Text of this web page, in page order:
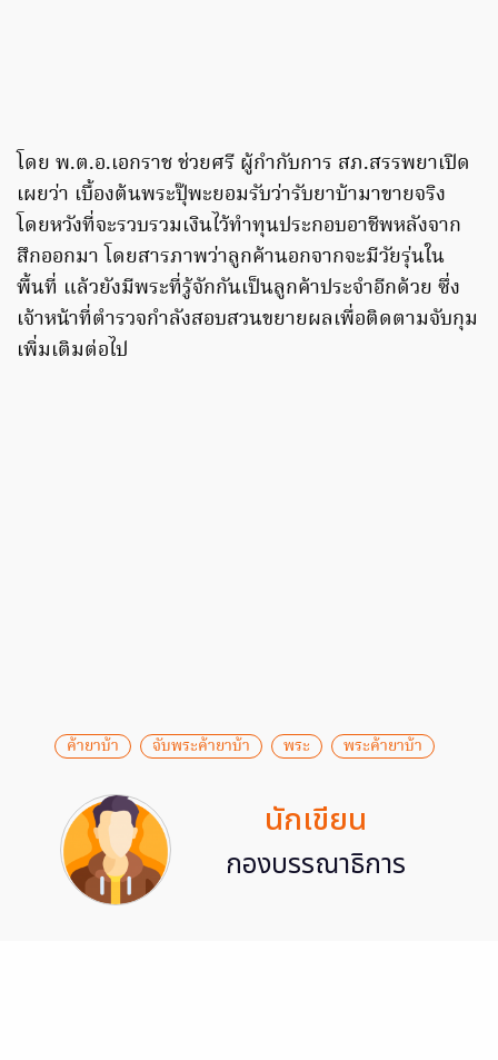
โดย พ.ต.อ.เอกราช ช่วยศรี ผู้กำกับการ สภ.สรรพยาเปิด
เผยว่า เบื้องต้นพระปุ๊พะยอมรับว่ารับยาบ้ามาขายจริง
โดยหวังที่จะรวบรวมเงินไว้ทำทุนประกอบอาชีพหลังจาก
สึกออกมา โดยสารภาพว่าลูกค้านอกจากจะมีวัยรุ่นใน
พื้นที่ แล้วยังมีพระที่รู้จักกันเป็นลูกค้าประจำอีกด้วย ซึ่ง
เจ้าหน้าที่ตำรวจกำลังสอบสวนขยายผลเพื่อติดตามจับกุม
เพิ่มเติมต่อไป
ค้ายาบ้า จับพระค้ายาบ้า พระ พระค้ายาบ้า
นักเขียน
กองบรรณาธิการ